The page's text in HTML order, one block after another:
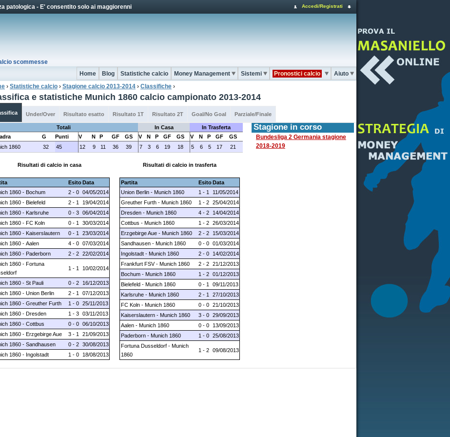
Jump to Navigation
patologica - E' consentito solo ai maggiorenni
scommesse
Accedi/Registrati
Home Blog Statistiche calcio Money Management Sistemi Pronostici calcio Aiuto
qui
› Statistiche calcio › Stagione calcio 2013-2014 › Classifiche ›
e statistiche Munich 1860 calcio campionato 2013-2014
Under/Over Risultato esatto Risultato 1T Risultato 2T Goal/No Goal Parziale/Finale
Totali In Casa
In Trasferta
G Punti V N P GF GS V N P GF GS V N P GF
GS
1860
32 45 12 9 11 36 39 7 3 6 19 18 5 6 5 17 21
Risultati di calcio in casa
EsitoData
1860 - Bochum
2 - 0 04/05/2014
1860 - Bielefeld
2 - 1
19/04/2014
1860 - Karlsruhe
0 - 3 06/04/2014
1860 - FC Koln
0 - 1
30/03/2014
1860 - Kaiserslautern
0 - 1
23/03/2014
1860 - Aalen
4 - 0 07/03/2014
1860 - Paderborn
2 - 2 22/02/2014
1860 - Fortuna
1 - 1 10/02/2014
1860 - St Pauli 0 - 2
16/12/2013
1860 - Union Berlin
2 - 1
07/12/2013
1860 - Greuther Furth
1 - 0 25/11/2013
1860 - Dresden
1 - 3 03/11/2013
1860 - Cottbus
0 - 0 06/10/2013
1860 - Erzgebirge Aue
3 - 1
21/09/2013
1860 - Sandhausen
0 - 2 30/08/2013
1860 - Ingolstadt
1 - 0 18/08/2013
Risultati di calcio in trasferta
Partita EsitoData
Union Berlin - Munich 1860
1 - 1
11/05/2014
Greuther Furth - Munich 1860
1 - 2 25/04/2014
Dresden - Munich 1860
4 - 2
14/04/2014
Cottbus - Munich 1860
1 - 2 26/03/2014
Erzgebirge Aue - Munich 1860
2 - 2
15/03/2014
Sandhausen - Munich 1860
0 - 0 01/03/2014
Ingolstadt - Munich 1860
2 - 0
14/02/2014
Frankfurt FSV - Munich 1860
2 - 2 21/12/2013
Bochum - Munich 1860
1 - 2 01/12/2013
Bielefeld - Munich 1860
0 - 1
09/11/2013
Karlsruhe - Munich 1860
2 - 1
27/10/2013
FC Koln - Munich 1860
0 - 0 21/10/2013
Kaiserslautern - Munich 1860
3 - 0 29/09/2013
Aalen - Munich 1860
0 - 0
13/09/2013
Paderborn - Munich 1860
1 - 0 25/08/2013
Fortuna Dusseldorf - Munich
1860
1 - 2 09/08/2013
Stagione in corso
Bundesliga 2 Germania stagione
2018-2019